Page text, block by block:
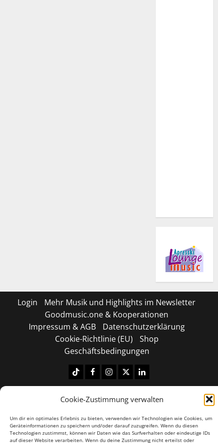
Cookie-Zustimmung verwalten
Um dir ein optimales Erlebnis zu bieten, verwenden wir Technologien wie Cookies, um
Geräteinformationen zu speichern und/oder darauf zuzugreifen. Wenn du diesen
Technologien zustimmst, können wir Daten wie das Surfverhalten oder eindeutige IDs
auf dieser Website verarbeiten. Wenn du deine Zustimmung nicht erteilst oder
Login
Mehr Musik und Highlights im Newsletter
Goodmusic.one & Kooperationen
Impressum & AGB
Datenschutzerklärung
Cookie-Richtlinie (EU)
Shop
Geschäftsbedingungen
TiktokFacebook
Instagram
X LinkedIN
Copyright © 2026 All rights reserved.|MoreNews
by